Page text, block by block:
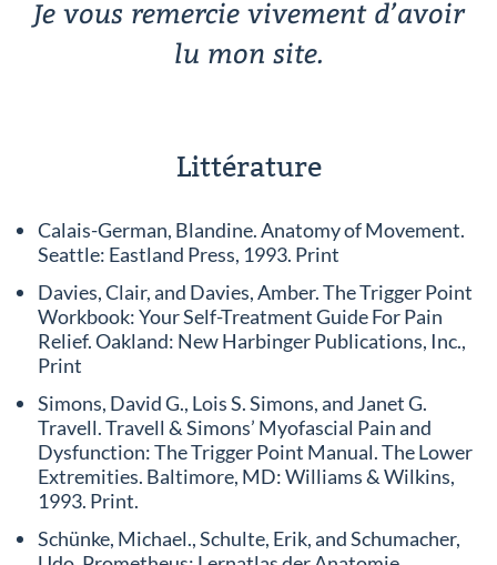
Je vous remercie vivement d’avoir
lu mon site.
Littérature
Calais-German, Blandine. Anatomy of Movement.
Seattle: Eastland Press, 1993. Print
Davies, Clair, and Davies, Amber. The Trigger Point
Workbook: Your Self-Treatment Guide For Pain
Relief. Oakland: New Harbinger Publications, Inc.,
Print
Simons, David G., Lois S. Simons, and Janet G.
Travell. Travell & Simons’ Myofascial Pain and
Dysfunction: The Trigger Point Manual. The Lower
Extremities. Baltimore, MD: Williams & Wilkins,
1993. Print.
Schünke, Michael., Schulte, Erik, and Schumacher,